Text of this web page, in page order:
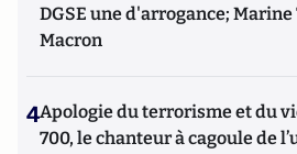
DGSE une d'arrogance;
Macron
4Apologie du terrorisme et du
700, le chanteur à cagoule de